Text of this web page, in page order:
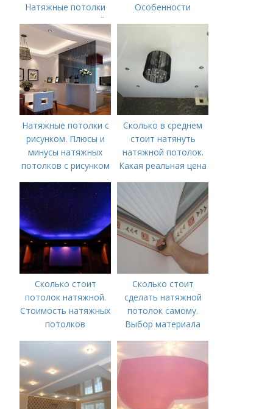
Натяжные потолки
для зала: красивый
дизайн гостиной
Особенности
эффектом
Натяжные потолки с
рисунком. Плюсы и
минусы натяжных
потолков с рисунком
Сколько в среднем
стоит натянуть
натяжной потолок.
Какая реальная цена
натяжных потолков в
Москве в 2019-2020
Сколько стоит
потолок натяжной.
Стоимость натяжных
потолков
Сколько стоит
сделать натяжной
потолок самому.
Выбор материала